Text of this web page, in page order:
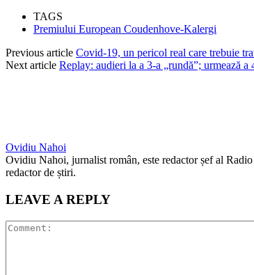
TAGS
Premiului European Coudenhove-Kalergi
Previous article Covid-19, un pericol real care trebuie
Next article Replay: audieri la a 3-a „rundă”; urmează a
Ovidiu Nahoi
Ovidiu Nahoi, jurnalist român, este redactor șef al
redactor de știri.
LEAVE A REPLY